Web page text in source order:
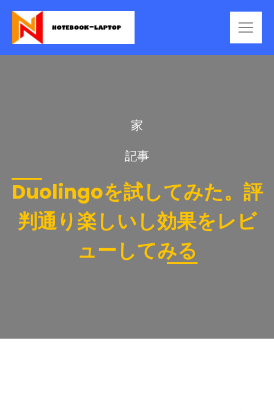
家
記事
Duolingoを試してみた。評
判通り楽しいし効果をレビ
ューしてみる